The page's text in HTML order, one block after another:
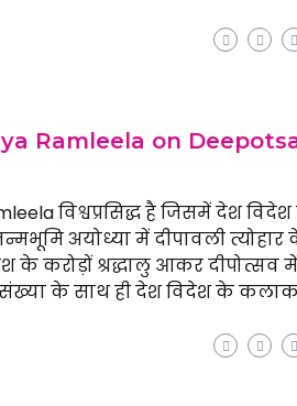
Ramleela on
विश्वप्रसिद्ध है जिसमें देश
अयोध्या में दीपावली त्योहार
के करोड़ों श्रद्धालु आकर दीपोत्सव
के साथ ही देश विदेश के